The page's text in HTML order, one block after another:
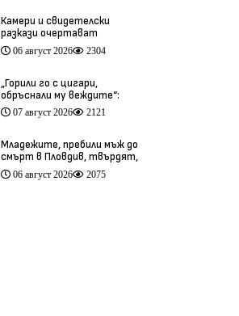
Камери и свидетелски
разкази очертават
хронологията на фаталния
побой край Младежкия хълм
06 август 2026 2304
„Горили го с цигари,
обръснали му веждите“:
Побойниците от Пловдив
остават в ареста (видео)
07 август 2026 2121
Младежите, пребили мъж до
смърт в Пловдив, твърдят,
че са „ловци на педофили”
(видео)
06 август 2026 2075